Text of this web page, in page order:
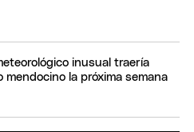
inusual traería
mendocino la próxima semana